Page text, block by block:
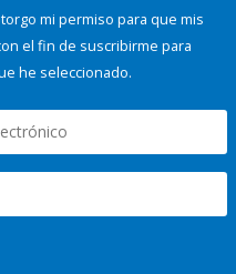
mi permiso para que mis
el fin de suscribirme para
he seleccionado.